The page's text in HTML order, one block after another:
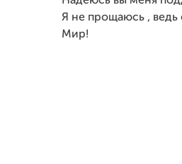
Я не прощаюсь , ведь
Мир!